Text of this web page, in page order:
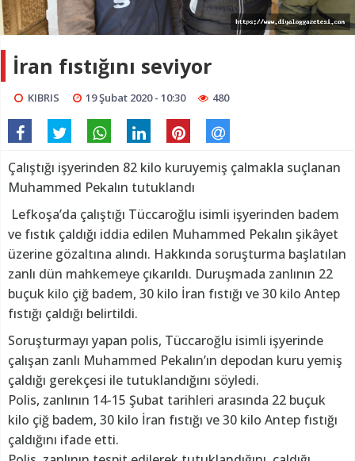
İran fıstığını seviyor
KIBRIS 19 Şubat 2020 - 10:30 480
Çalıştığı işyerinden 82 kilo kuruyemiş çalmakla suçlanan
Muhammed Pekalın tutuklandı
Lefkoşa’da çalıştığı Tüccaroğlu isimli işyerinden badem
ve fıstık çaldığı iddia edilen Muhammed Pekalın şikâyet
üzerine gözaltına alındı. Hakkında soruşturma başlatılan
zanlı dün mahkemeye çıkarıldı. Duruşmada zanlının 22
buçuk kilo çiğ badem, 30 kilo İran fıstığı ve 30 kilo Antep
fıstığı çaldığı belirtildi.
Soruşturmayı yapan polis, Tüccaroğlu isimli işyerinde
çalışan zanlı Muhammed Pekalın’ın depodan kuru yemiş
çaldığı gerekçesi ile tutuklandığını söyledi.
Polis, zanlının 14-15 Şubat tarihleri arasında 22 buçuk
kilo çiğ badem, 30 kilo İran fıstığı ve 30 kilo Antep fıstığı
çaldığını ifade etti.